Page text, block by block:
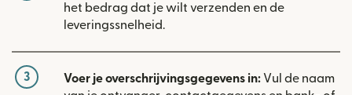
het bedrag dat je wilt verzenden en de
leveringssnelheid.
3 Voer je overschrijvingsgegevens in: Vul de naam